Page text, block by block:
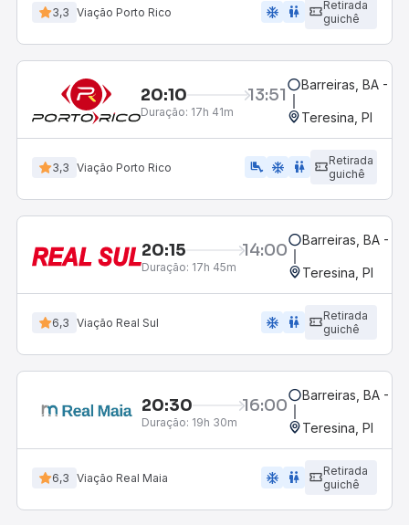
3,3 Viação Porto Rico ac_unit wc
Retirada
guichê
20:10 13:51
Duração: 17h 41m
Barreiras, BA -
Teresina, PI
3,3 Viação Porto Rico airline_seat_legroom_extra ac_unit wc
Retirada
guichê
20:15 14:00
Duração: 17h 45m
Barreiras, BA -
Teresina, PI
6,3 Viação Real Sul ac_unit wc
Retirada
guichê
20:30 16:00
Duração: 19h 30m
Barreiras, BA -
Teresina, PI
6,3 Viação Real Maia ac_unit wc
Retirada
guichê